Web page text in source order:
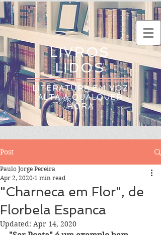
LIVROS
LIDOS
LITERATURA EM VOZ
ALTA A QUALQUER
HORA
Post
"Charneca em Flor", de
Florbela Espanca
Paulo Jorge Pereira
Apr 2, 2020 1 min read
Updated: Apr 14, 2020